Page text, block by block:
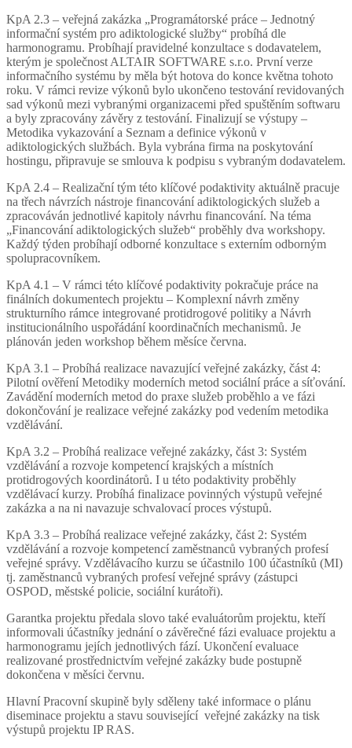
KpA 2.3 – veřejná zakázka „Programátorské práce – Jednotný
informační systém pro adiktologické služby“ probíhá dle
harmonogramu. Probíhají pravidelné konzultace s dodavatelem,
kterým je společnost ALTAIR SOFTWARE s.r.o. První verze
informačního systému by měla být hotova do konce května tohoto
roku. V rámci revize výkonů bylo ukončeno testování revidovaných
sad výkonů mezi vybranými organizacemi před spuštěním softwaru
a byly zpracovány závěry z testování. Finalizují se výstupy –
Metodika vykazování a Seznam a definice výkonů v
adiktologických službách. Byla vybrána firma na poskytování
hostingu, připravuje se smlouva k podpisu s vybraným dodavatelem.
KpA 2.4 – Realizační tým této klíčové podaktivity aktuálně pracuje
na třech návrzích nástroje financování adiktologických služeb a
zpracováván jednotlivé kapitoly návrhu financování. Na téma
„Financování adiktologických služeb“ proběhly dva workshopy.
Každý týden probíhají odborné konzultace s externím odborným
spolupracovníkem.
KpA 4.1 – V rámci této klíčové podaktivity pokračuje práce na
finálních dokumentech projektu – Komplexní návrh změny
strukturního rámce integrované protidrogové politiky a Návrh
institucionálního uspořádání koordinačních mechanismů. Je
plánován jeden workshop během měsíce června.
KpA 3.1 – Probíhá realizace navazující veřejné zakázky, část 4:
Pilotní ověření Metodiky moderních metod sociální práce a síťování.
Zavádění moderních metod do praxe služeb proběhlo a ve fázi
dokončování je realizace veřejné zakázky pod vedením metodika
vzdělávání.
KpA 3.2 – Probíhá realizace veřejné zakázky, část 3: Systém
vzdělávání a rozvoje kompetencí krajských a místních
protidrogových koordinátorů. I u této podaktivity proběhly
vzdělávací kurzy. Probíhá finalizace povinných výstupů veřejné
zakázka a na ni navazuje schvalovací proces výstupů.
KpA 3.3 – Probíhá realizace veřejné zakázky, část 2: Systém
vzdělávání a rozvoje kompetencí zaměstnanců vybraných profesí
veřejné správy. Vzdělávacího kurzu se účastnilo 100 účastníků (MI)
tj. zaměstnanců vybraných profesí veřejné správy (zástupci
OSPOD, městské policie, sociální kurátoři).
Garantka projektu předala slovo také evaluátorům projektu, kteří
informovali účastníky jednání o závěrečné fázi evaluace projektu a
harmonogramu jejích jednotlivých fází. Ukončení evaluace
realizované prostřednictvím veřejné zakázky bude postupně
dokončena v měsíci červnu.
Hlavní Pracovní skupině byly sděleny také informace o plánu
diseminace projektu a stavu související veřejné zakázky na tisk
výstupů projektu IP RAS.